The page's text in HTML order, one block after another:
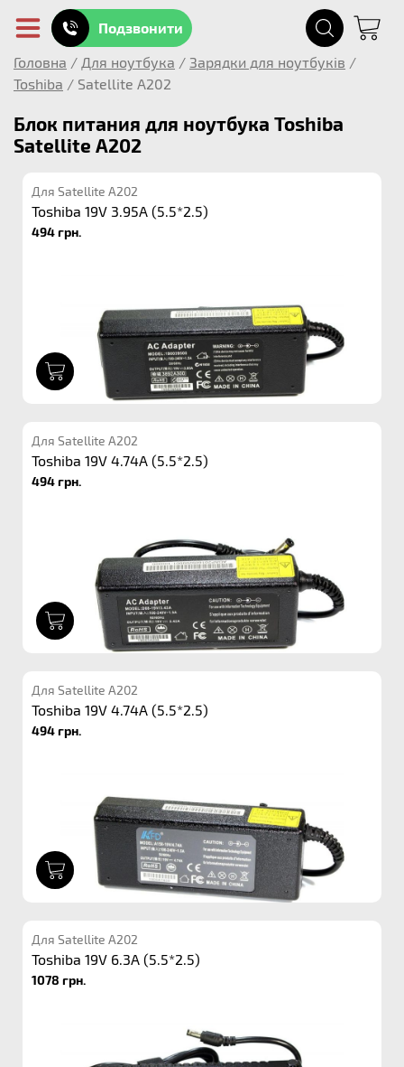
Подзвонити
Головна / Для ноутбука / Зарядки для ноутбуків /
Toshiba / Satellite A202
Блок питания для ноутбука Toshiba
Satellite A202
Для Satellite A202
Toshiba 19V 3.95A (5.5*2.5)
494 грн.
Для Satellite A202
Toshiba 19V 4.74A (5.5*2.5)
494 грн.
Для Satellite A202
Toshiba 19V 4.74A (5.5*2.5)
494 грн.
Для Satellite A202
Toshiba 19V 6.3A (5.5*2.5)
1078 грн.